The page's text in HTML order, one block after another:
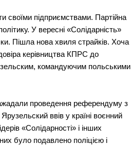
своїми підприємствами. Партійна
У вересні «Солідарність»
Пішла нова хвиля страйків. Хоча
керівництва КПРС до
командуючим польськими
проведення референдуму з
ввів у країні воєнний
«Солідарності» і інших
було подавлено поліцією і